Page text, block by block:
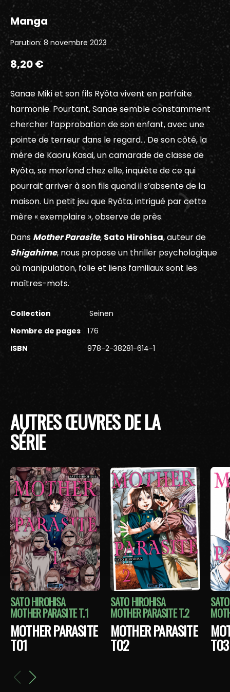
Manga
Parution: 8 novembre 2023
8,20 €
Sanae Miki et son fils Ryôta vivent en parfaite
harmonie. Pourtant, Sanae semble constamment
chercher l’approbation de son enfant, avec une
pointe de terreur dans le regard… De son côté, la
mère de Kaoru Kasai, un camarade de classe de
Ryôta, se morfond chez elle, inquiète de ce qui
pourrait arriver à son fils quand il s’absente de la
maison. Un petit jeu que Ryôta, intrigué par cette
mère « exemplaire », observe de près.
Dans Mother Parasite, Sato Hirohisa, auteur de
Shigahime, nous propose un thriller psychologique
où manipulation, folie et liens familiaux sont les
maîtres-mots.
Collection
Seinen
Nombre de pages
176
ISBN
978-2-38281-614-1
AUTRES ŒUVRES DE LA
SÉRIE
SATO HIROHISA
MOTHER PARASITE T.1
MOTHER PARASITE
T01
SATO HIROHISA
MOTHER PARASITE T.2
MOTHER PARASITE
T02 T03